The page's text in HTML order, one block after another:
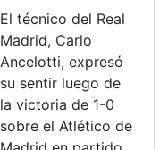
El técnico del Real
Madrid, Carlo
Ancelotti, expresó
su sentir luego de
la victoria de 1-0
sobre el Atlético de